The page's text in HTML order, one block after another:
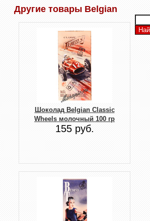
Другие товары Belgian
Шоколад Belgian Classic
Wheels молочный 100 гр
155 руб.